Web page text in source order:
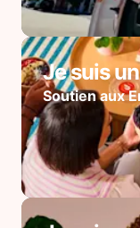
Je suis
Soutien aux